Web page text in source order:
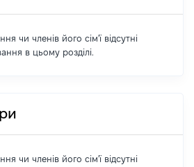
чи членів його сім'ї відсутні
в цьому розділі.
чи членів його сім'ї відсутні